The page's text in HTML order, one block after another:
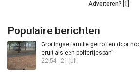
Adverteren? [1]
Populaire berichten
Groningse familie getroffen door
eruit als een poffertjespan”
22:54 - 21 juli